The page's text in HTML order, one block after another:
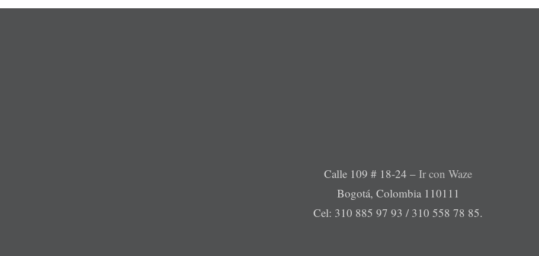
Calle 109 # 18-24 – Ir con Waze
Bogotá, Colombia 110111
Cel: 310 885 97 93 / 310 558 78 85.